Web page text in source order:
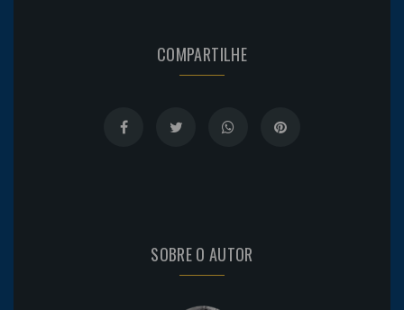
COMPARTILHE
SOBRE O AUTOR